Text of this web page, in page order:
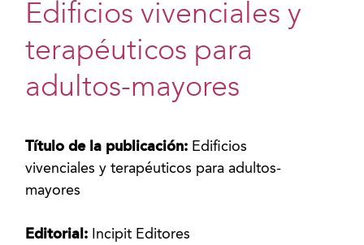
Edificios vivenciales y
terapéuticos para
adultos-mayores
Título de la publicación: Edificios
vivenciales y terapéuticos para adultos-
mayores
Editorial: Incipit Editores